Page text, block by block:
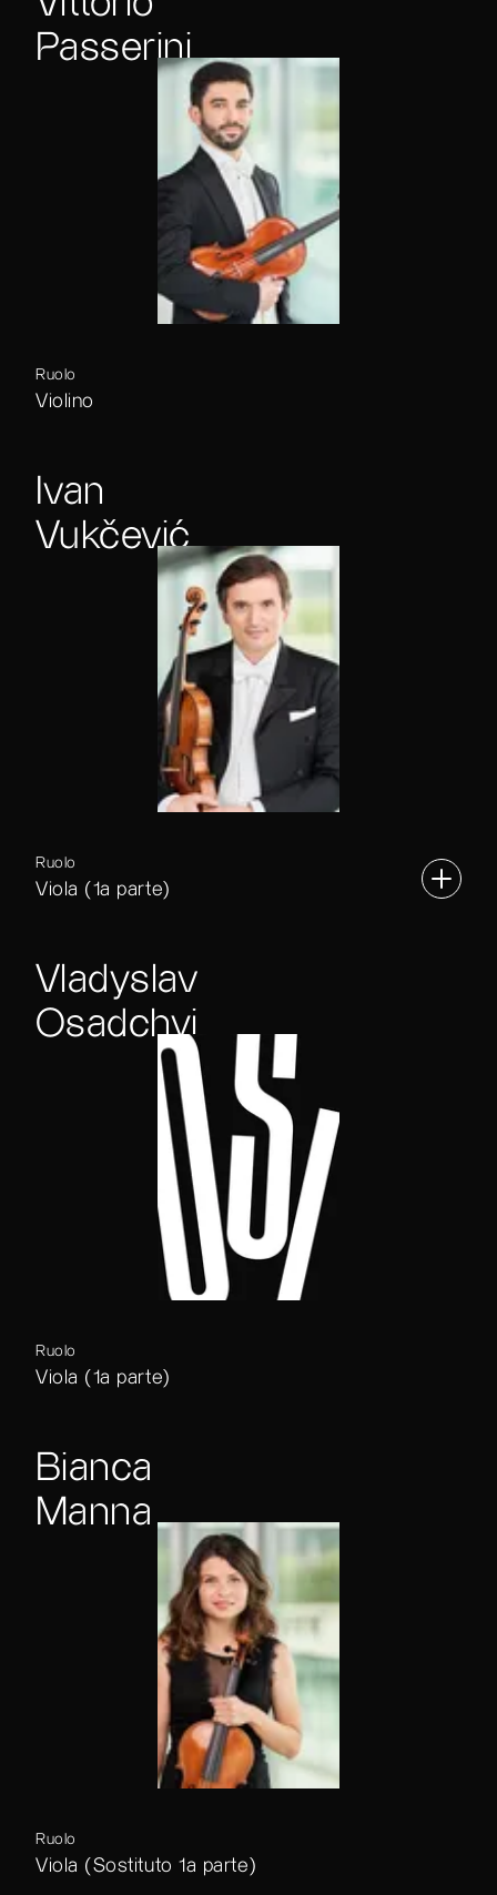
Passerini
Ruolo
Violino
Ivan
Vukčević
Ruolo
Viola (1a parte)
Vladyslav
Osadchyi
Ruolo
Viola (1a parte)
Bianca
Manna
Ruolo
Viola (Sostituto 1a parte)